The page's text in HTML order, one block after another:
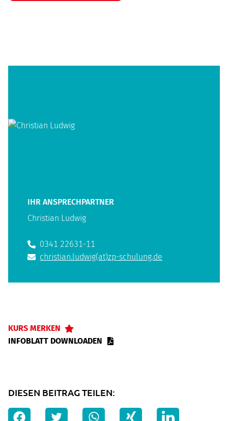
IHR ANSPRECHPARTNER
Christian Ludwig
0341 22631-11
christian.ludwig(at)zp-schulung.de
KURS MERKEN
INFOBLATT DOWNLOADEN
DIESEN BEITRAG TEILEN: